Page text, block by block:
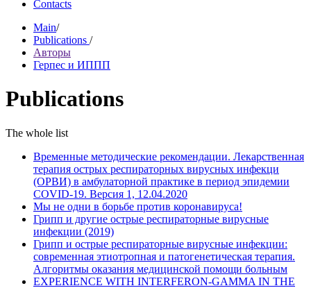
Contacts
Main/
Publications /
Авторы
Герпес и ИППП
Publications
The whole list
Временные методические рекомендации. Лекарственная
терапия острых респираторных вирусных инфекци
(ОРВИ) в амбулаторной практике в период эпидемии
COVID-19. Версия 1, 12.04.2020
Мы не одни в борьбе против коронавируса!
Грипп и другие острые респираторные вирусные
инфекции (2019)
Грипп и острые респираторные вирусные инфекции:
современная этиотропная и патогенетическая терапия.
Алгоритмы оказания медицинской помощи больным
EXPERIENCE WITH INTERFERON-GAMMA IN THE